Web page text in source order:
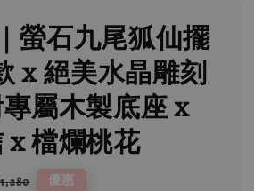
螢石九尾狐仙擺
x 絕美水晶雕刻
屬木製底座 x
x 檔爛桃花
優惠